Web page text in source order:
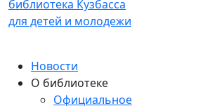
библиотека Кузбасса
для детей и молодежи
Новости
О библиотеке
Официальное